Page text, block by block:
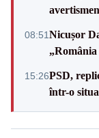
08:51Nicușor
15:26PSD,
într-o